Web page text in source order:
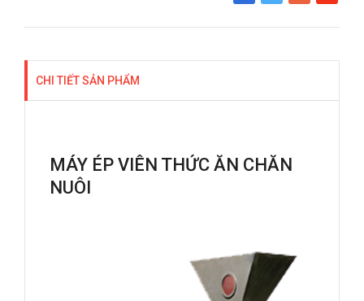
Share Tweet Google+Pinterest
CHI TIẾT SẢN PHẨM
MÁY ÉP VIÊN THỨC ĂN CHĂN
NUÔI